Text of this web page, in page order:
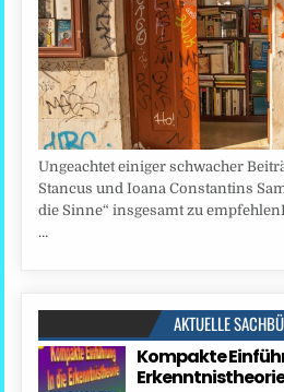
Ungeachtet einiger schwacher
Stancus und Ioana Constantins
die Sinne“ insgesamt zu
…
AKTUELLE
Kompakte